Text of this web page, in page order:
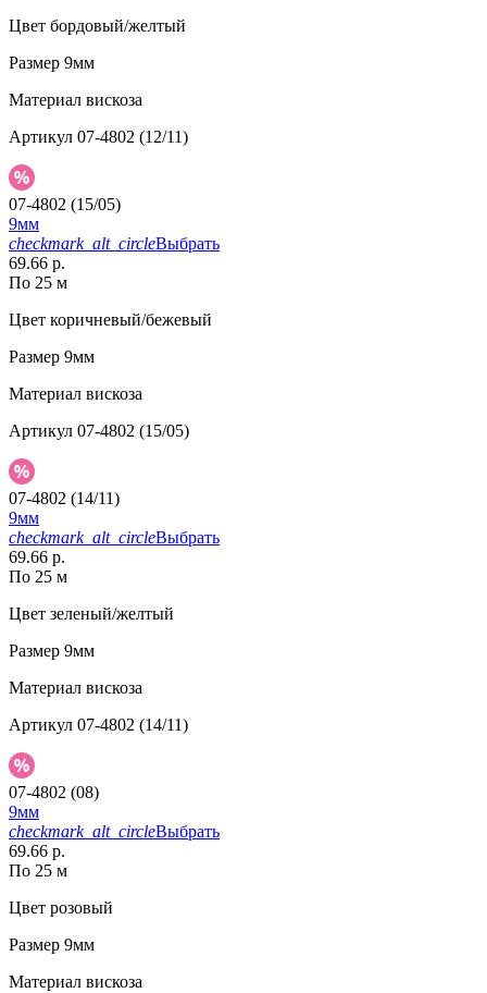
Цвет бордовый/желтый
Размер 9мм
Материал вискоза
Артикул 07-4802 (12/11)
07-4802 (15/05)
9мм
checkmark_alt_circleВыбрать
69.66 р.
По 25 м
Цвет коричневый/бежевый
Размер 9мм
Материал вискоза
Артикул 07-4802 (15/05)
07-4802 (14/11)
9мм
checkmark_alt_circleВыбрать
69.66 р.
По 25 м
Цвет зеленый/желтый
Размер 9мм
Материал вискоза
Артикул 07-4802 (14/11)
07-4802 (08)
9мм
checkmark_alt_circleВыбрать
69.66 р.
По 25 м
Цвет розовый
Размер 9мм
Материал вискоза